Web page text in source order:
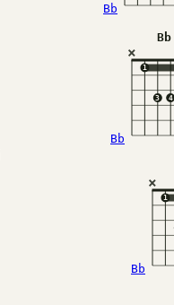
Bb
Bb
Bb
×
1
3 4
Bb
×
1